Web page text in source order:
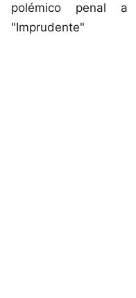
polémico penal a
"Imprudente"